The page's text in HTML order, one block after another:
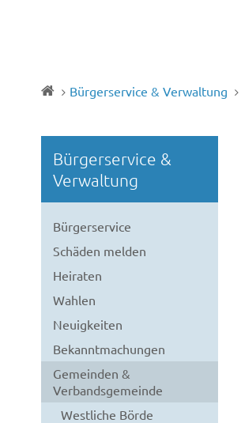
Bürgerservice & Verwaltung
Bürgerservice &
Verwaltung
Bürgerservice
Schäden melden
Heiraten
Wahlen
Neuigkeiten
Bekanntmachungen
Gemeinden &
Verbandsgemeinde
Westliche Börde